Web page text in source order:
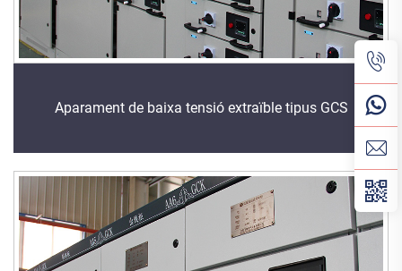
Aparament de baixa tensió extraïble tipus GCS